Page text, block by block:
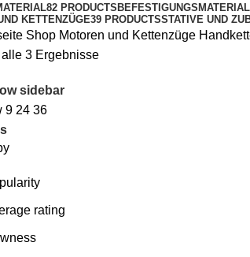
82 PRODUCTSBEFESTIGUNGSMATERIAL
KETTENZÜGE39 PRODUCTSSTATIVE UND
Shop Motoren und Kettenzüge
3 Ergebnisse
sidebar
9 24 36
rating